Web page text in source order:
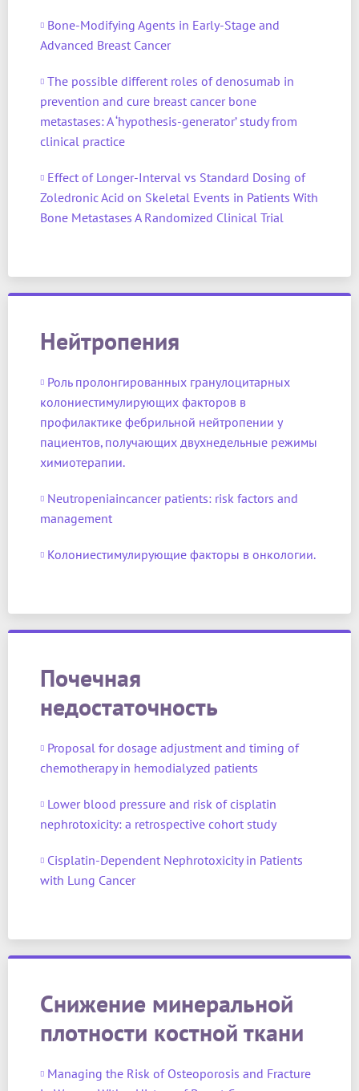
Bone-Modifying Agents in Early-Stage and
Advanced Breast Cancer
The possible different roles of denosumab in
prevention and cure breast cancer bone
metastases: A ‘hypothesis‑generator’ study from
clinical practice
Effect of Longer-Interval vs Standard Dosing of
Zoledronic Acid on Skeletal Events in Patients With
Bone Metastases A Randomized Clinical Trial
Нейтропения
Роль пролонгированных гранулоцитарных
колониестимулирующих факторов в
профилактике фебрильной нейтропении у
пациентов, получающих двухнедельные режимы
химиотерапии.
Neutropeniaincancer patients: risk factors and
management
Колониестимулирующие факторы в онкологии.
Почечная
недостаточность
Proposal for dosage adjustment and timing of
chemotherapy in hemodialyzed patients
Lower blood pressure and risk of cisplatin
nephrotoxicity: a retrospective cohort study
Cisplatin-Dependent Nephrotoxicity in Patients
with Lung Cancer
Снижение минеральной
плотности костной ткани
Managing the Risk of Osteoporosis and Fracture